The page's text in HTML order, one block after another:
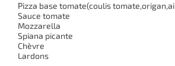
Pizza base tomate(coulis
Sauce tomate
Mozzarella
Spiana picante
Chèvre
Lardons